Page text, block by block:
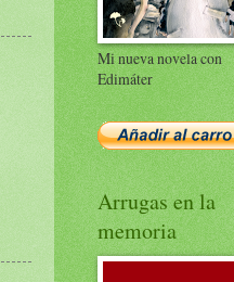
Mi nueva novela con
Edimáter
Arrugas en la
memoria